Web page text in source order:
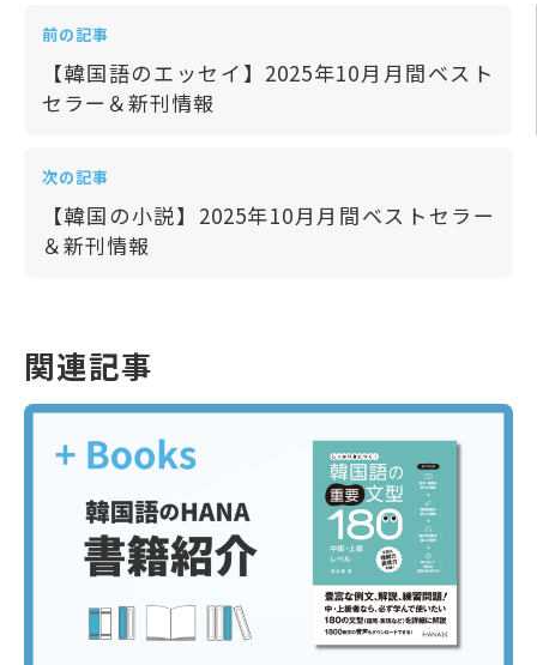
前の記事
【韓国語のエッセイ】2025年10月月間ベスト
セラー＆新刊情報
次の記事
【韓国の小説】2025年10月月間ベストセラー
＆新刊情報
関連記事